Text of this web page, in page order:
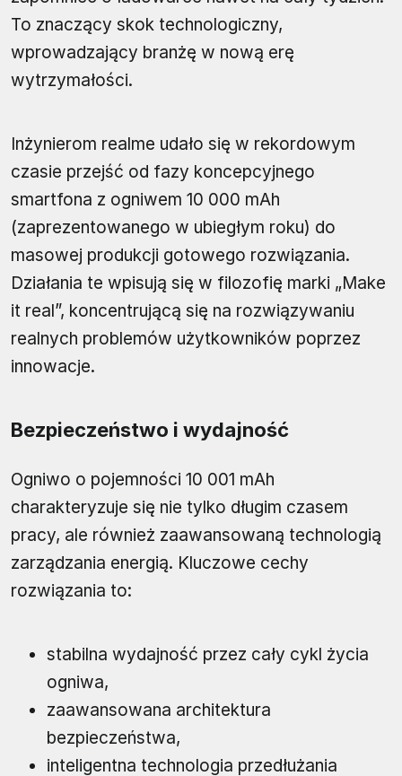
To znaczący skok technologiczny,
wprowadzający branżę w nową erę
wytrzymałości.
Inżynierom realme udało się w rekordowym
czasie przejść od fazy koncepcyjnego
smartfona z ogniwem 10 000 mAh
(zaprezentowanego w ubiegłym roku) do
masowej produkcji gotowego rozwiązania.
Działania te wpisują się w filozofię marki „Make
it real”, koncentrującą się na rozwiązywaniu
realnych problemów użytkowników poprzez
innowacje.
Bezpieczeństwo i wydajność
Ogniwo o pojemności 10 001 mAh
charakteryzuje się nie tylko długim czasem
pracy, ale również zaawansowaną technologią
zarządzania energią. Kluczowe cechy
rozwiązania to:
stabilna wydajność przez cały cykl życia
ogniwa,
zaawansowana architektura
bezpieczeństwa,
inteligentna technologia przedłużania